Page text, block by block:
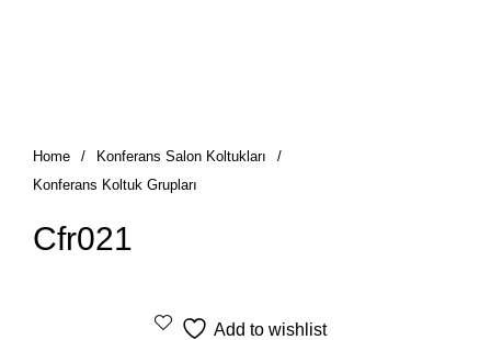
Home / Konferans Salon Koltukları
/
Konferans Koltuk Grupları
Cfr021
Add to wishlist